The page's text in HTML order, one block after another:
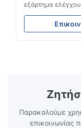
εξάρτημα
απόδοσης που
ψύξης φορτηγών,
συστήματα
Παρακαλούμε
επικοινωνίας